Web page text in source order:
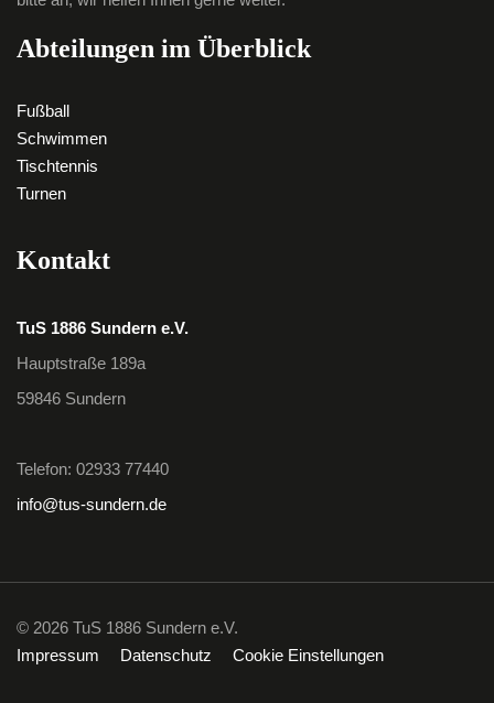
Abteilungen im Überblick
Fußball
Schwimmen
Tischtennis
Turnen
Kontakt
TuS 1886 Sundern e.V.
Hauptstraße 189a
59846 Sundern
Telefon: 02933 77440
info@tus-sundern.de
© 2026 TuS 1886 Sundern e.V.
Impressum
Datenschutz Cookie Einstellungen